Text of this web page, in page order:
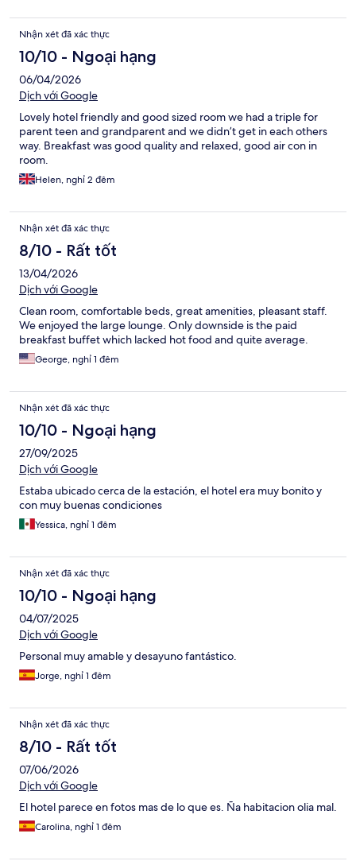
Nhận xét đã xác thực
10/10 - Ngoại hạng
06/04/2026
Dịch với Google
Lovely hotel friendly and good sized room we had a triple for
parent teen and grandparent and we didn’t get in each others
way. Breakfast was good quality and relaxed, good air con in
room.
Helen, nghỉ 2 đêm
Nhận xét đã xác thực
8/10 - Rất tốt
13/04/2026
Dịch với Google
Clean room, comfortable beds, great amenities, pleasant staff.
We enjoyed the large lounge. Only downside is the paid
breakfast buffet which lacked hot food and quite average.
George, nghỉ 1 đêm
Nhận xét đã xác thực
10/10 - Ngoại hạng
27/09/2025
Dịch với Google
Estaba ubicado cerca de la estación, el hotel era muy bonito y
con muy buenas condiciones
Yessica, nghỉ 1 đêm
Nhận xét đã xác thực
10/10 - Ngoại hạng
04/07/2025
Dịch với Google
Personal muy amable y desayuno fantástico.
Jorge, nghỉ 1 đêm
Nhận xét đã xác thực
8/10 - Rất tốt
07/06/2026
Dịch với Google
El hotel parece en fotos mas de lo que es. Ña habitacion olia mal.
Carolina, nghỉ 1 đêm